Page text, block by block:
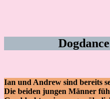
Ian und Andrew sind bereits
Die beiden jungen Männer